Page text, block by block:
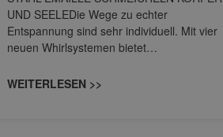
UND SEELEDie Wege zu echter
Entspannung sind sehr individuell. Mit vier
neuen Whirlsystemen bietet…
WEITERLESEN >>